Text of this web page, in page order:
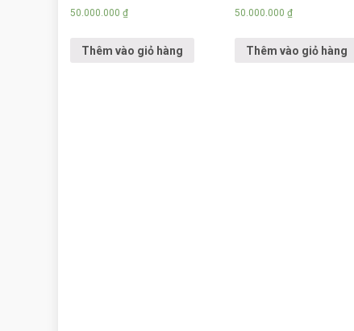
50.000.000 ₫
Thêm vào giỏ hàng
50.000.000 ₫
Thêm vào giỏ hàng